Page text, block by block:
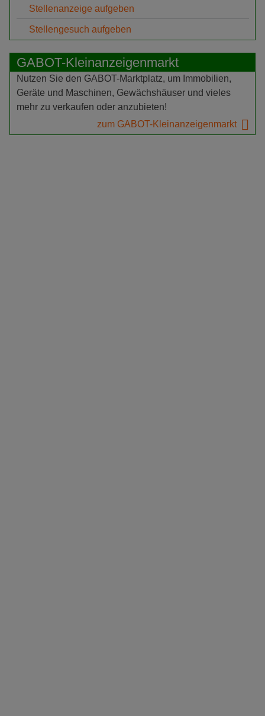
Stellenanzeige aufgeben
Stellengesuch aufgeben
GABOT-Kleinanzeigenmarkt
Nutzen Sie den GABOT-Marktplatz, um Immobilien,
Geräte und Maschinen, Gewächshäuser und vieles
mehr zu verkaufen oder anzubieten!
zum GABOT-Kleinanzeigenmarkt